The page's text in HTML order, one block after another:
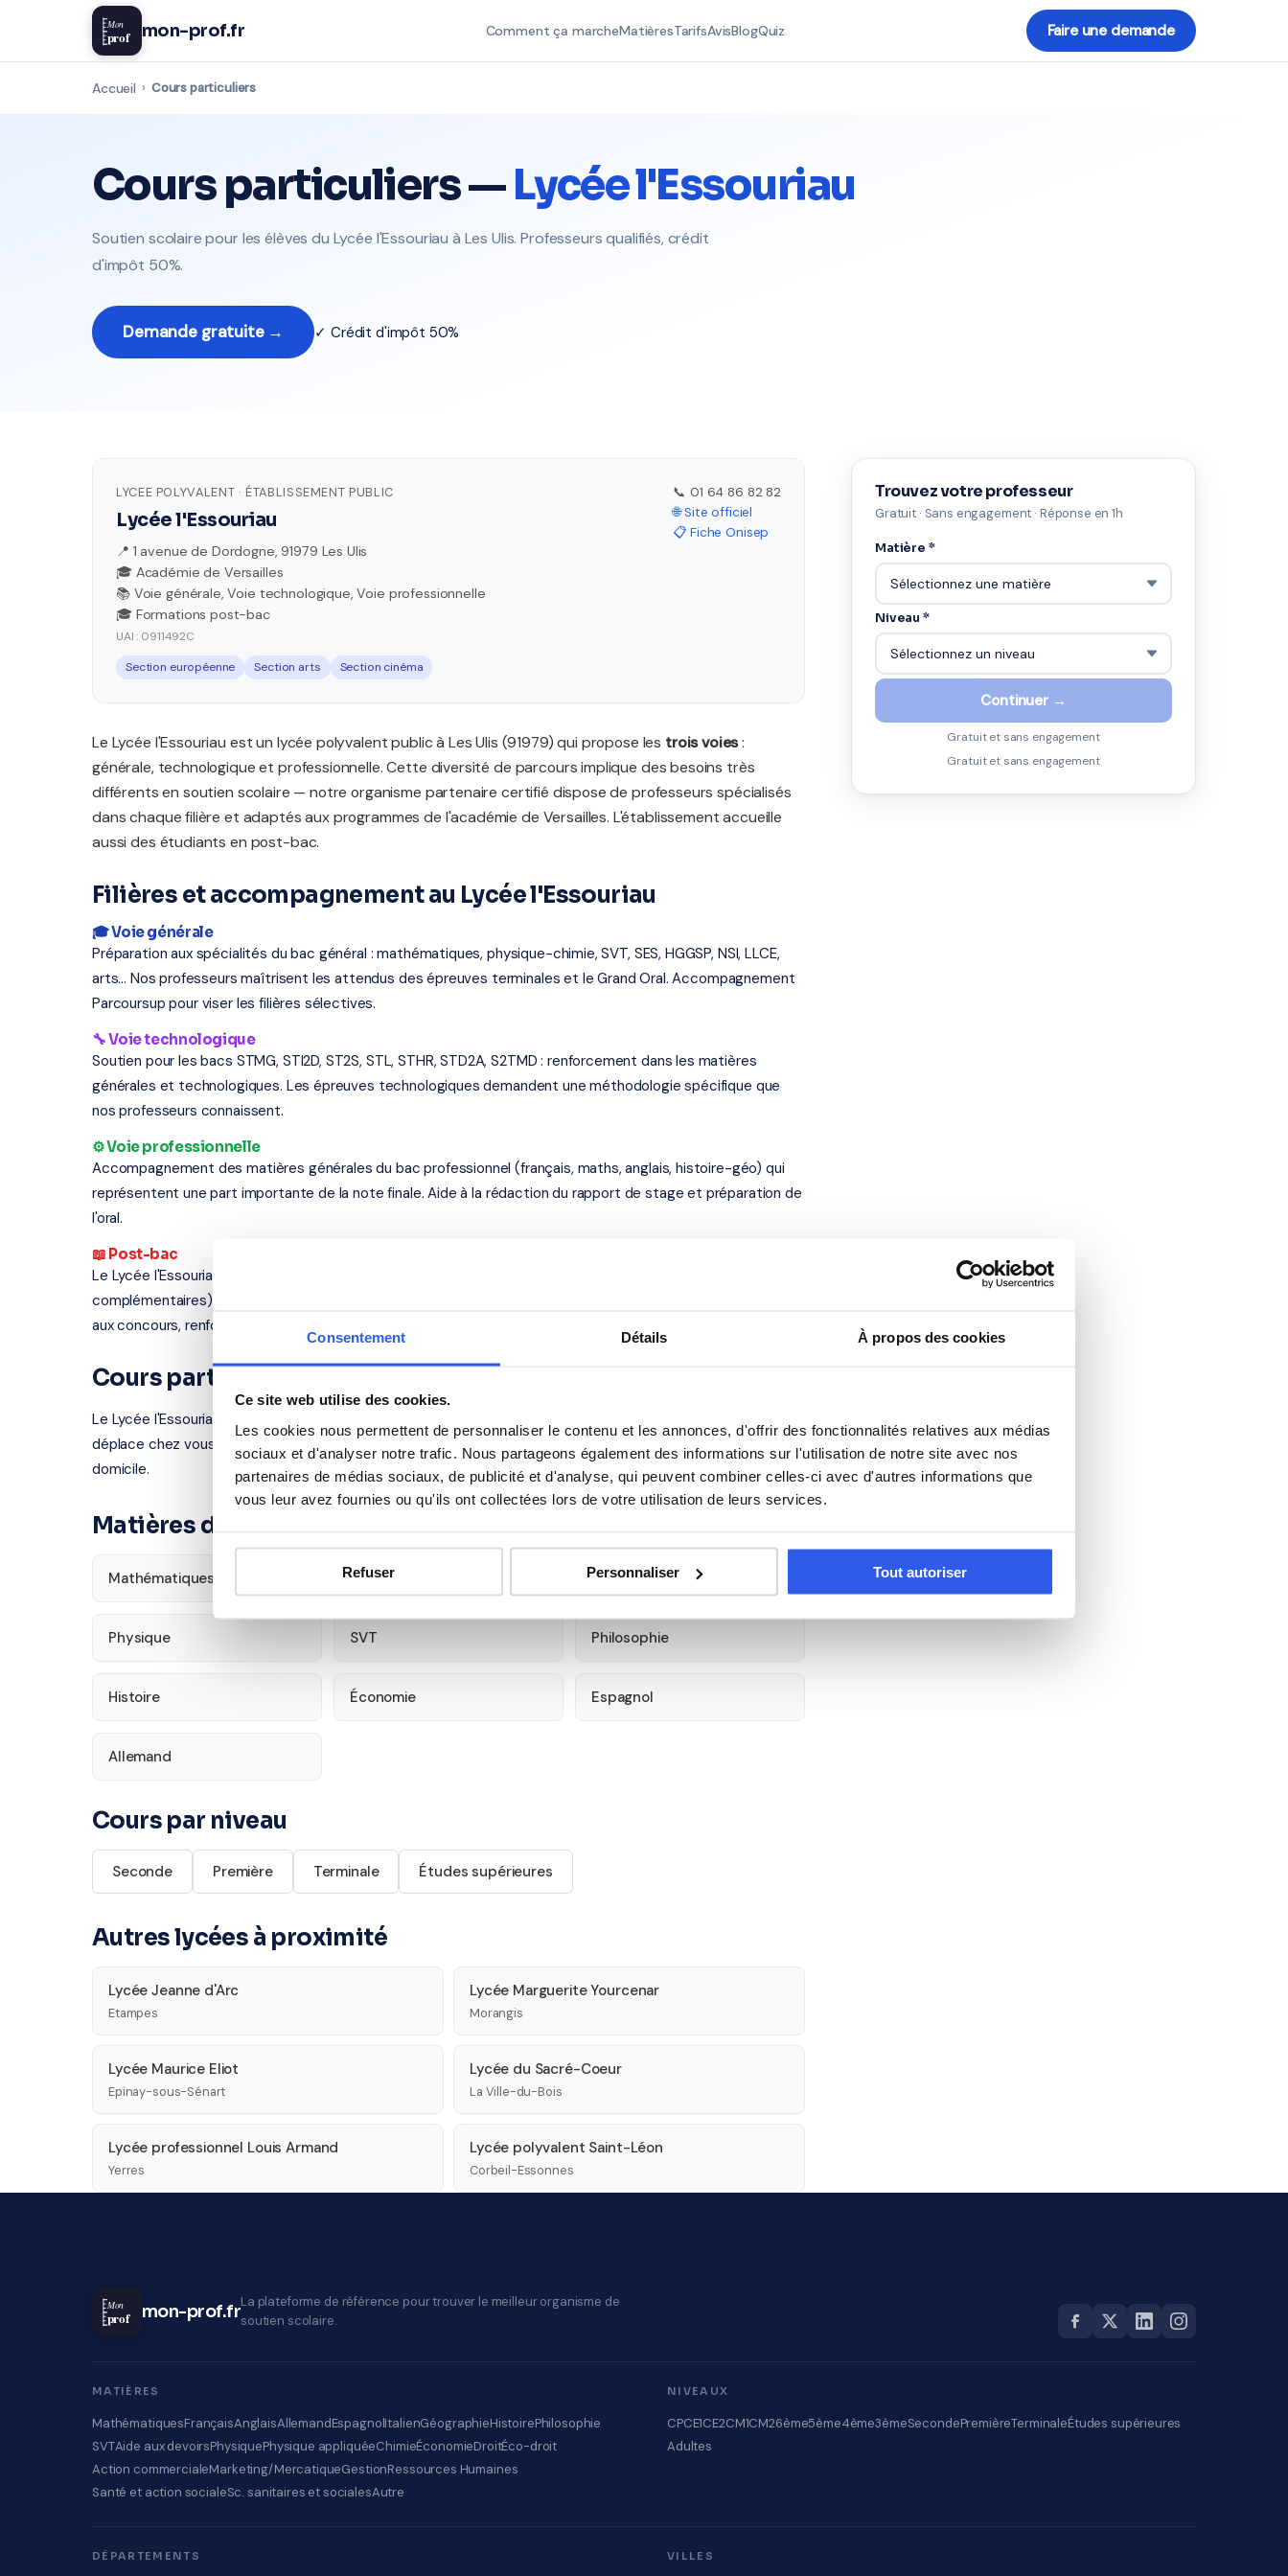
Consentement Détails À propos des cookies
Ce site web utilise des cookies.
Les cookies nous permettent de personnaliser le contenu et les annonces, d'offrir des fonctionnalités relatives aux médias
sociaux et d'analyser notre trafic. Nous partageons également des informations sur l'utilisation de notre site avec nos
partenaires de médias sociaux, de publicité et d'analyse, qui peuvent combiner celles-ci avec d'autres informations que
vous leur avez fournies ou qu'ils ont collectées lors de votre utilisation de leurs services.
Refuser Personnaliser Tout autoriser
Mon
prof mon-prof.fr Comment ça marcheMatièresTarifsAvisBlogQuiz Faire une demande
Accueil › Cours particuliers
Cours particuliers —Lycée l'Essouriau
Soutien scolaire pour les élèves du Lycée l'Essouriau à Les Ulis. Professeurs qualifiés, crédit
d'impôt 50%.
Demande gratuite → ✓ Crédit d'impôt 50%
LYCEE POLYVALENT · ÉTABLISSEMENT PUBLIC
Lycée l'Essouriau
📍 1 avenue de Dordogne, 91979 Les Ulis
🎓 Académie de Versailles
📚 Voie générale, Voie technologique, Voie professionnelle
🎓 Formations post-bac
UAI : 0911492C
Section européenne
Section arts Section cinéma
📞 01 64 86 82 82
🌐 Site officiel
📋 Fiche Onisep
Le Lycée l'Essouriau est un lycée polyvalent public à Les Ulis (91979) qui propose les trois voies:
générale, technologique et professionnelle. Cette diversité de parcours implique des besoins très
différents en soutien scolaire — notre organisme partenaire certifié dispose de professeurs spécialisés
dans chaque filière et adaptés aux programmes de l'académie de Versailles. L'établissement accueille
aussi des étudiants en post-bac.
Filières et accompagnement au Lycée l'Essouriau
🎓 Voie générale
Préparation aux spécialités du bac général : mathématiques, physique-chimie, SVT, SES, HGGSP, NSI, LLCE,
arts... Nos professeurs maîtrisent les attendus des épreuves terminales et le Grand Oral. Accompagnement
Parcoursup pour viser les filières sélectives.
🔧 Voie technologique
Soutien pour les bacs STMG, STI2D, ST2S, STL, STHR, STD2A, S2TMD : renforcement dans les matières
générales et technologiques. Les épreuves technologiques demandent une méthodologie spécifique que
nos professeurs connaissent.
⚙️ Voie professionnelle
Accompagnement des matières générales du bac professionnel (français, maths, anglais, histoire-géo) qui
représentent une part importante de la note finale. Aide à la rédaction du rapport de stage et préparation de
l'oral.
📖 Post-bac
Le Lycée l'Essouriau propose des formations post-bac (BTS, classes préparatoires, mentions
complémentaires). Nos professeurs interviennent aussi à ce niveau — soutien en maths sup/spé, préparation
aux concours, renforcement en langues.
Cours particuliers à Les Ulis — académie de Versailles
Le Lycée l'Essouriau se situe au 1 avenue de Dordogne, à Les Ulis (91979). Notre organisme partenaire se
déplace chez vous à Les Ulis et alentours. Tous ouvrent droit au
crédit d'impôt de 50%
sur les cours à
domicile.
Matières disponibles pour les élèves du Lycée l'Essouriau
Mathématiques Français Anglais
Physique SVT Philosophie
Histoire Économie Espagnol
Allemand
Cours par niveau
Seconde Première Terminale Études supérieures
Autres lycées à proximité
Lycée Jeanne d'Arc
Etampes
Lycée Marguerite Yourcenar
Morangis
Lycée Maurice Eliot
Epinay-sous-Sénart
Lycée du Sacré-Coeur
La Ville-du-Bois
Lycée professionnel Louis Armand
Yerres
Lycée polyvalent Saint-Léon
Corbeil-Essonnes
Trouvez votre professeur
Gratuit · Sans engagement · Réponse en 1h
Matière *
Niveau *
Continuer →
Gratuit et sans engagement
Gratuit et sans engagement
Mon
prof mon-prof.frLa plateforme de référence pour trouver le meilleur organisme de
soutien scolaire.
MATIÈRES
MathématiquesFrançaisAnglaisAllemandEspagnolItalienGéographieHistoirePhilosophie
SVTAide aux devoirsPhysiquePhysique appliquéeChimieÉconomieDroitÉco-droit
Action commercialeMarketing/MercatiqueGestionRessources Humaines
Santé et action socialeSc. sanitaires et socialesAutre
NIVEAUX
CPCE1CE2CM1CM26ème5ème4ème3èmeSecondePremièreTerminaleÉtudes supérieures
Adultes
DÉPARTEMENTS VILLES